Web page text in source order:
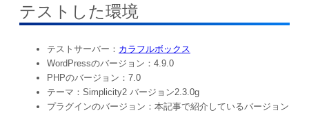
テストした環境
テストサーバー： カラフルボックス
WordPressのバージョン：4.9.0
PHPのバージョン：7.0
テーマ：Simplicity2 バージョン2.3.0g
プラグインのバージョン：本記事で紹介しているバージョン